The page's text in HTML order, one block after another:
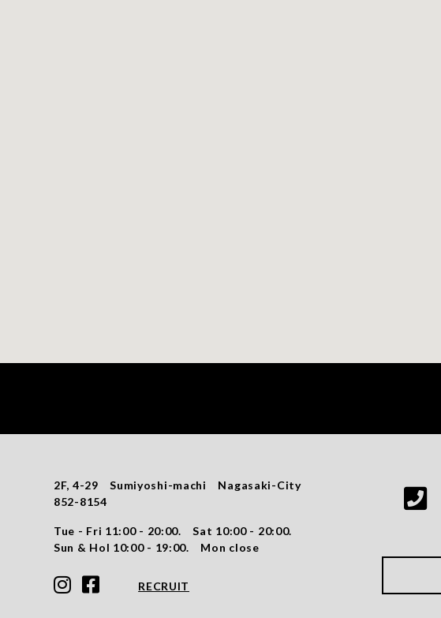
2F, 4-29 Sumiyoshi-machi Nagasaki-City
852-8154
Tue - Fri 11:00 - 20:00. Sat 10:00 - 20:00.
Sun & Hol 10:00 - 19:00. Mon close
RECRUIT